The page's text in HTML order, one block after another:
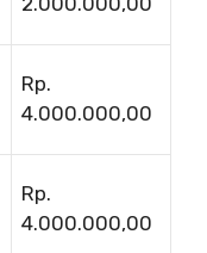
Rp.
4.000.000,00
Rp.
4.000.000,00